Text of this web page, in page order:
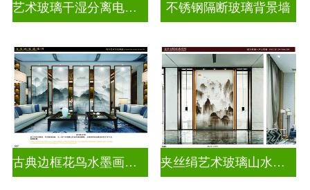
艺术玻璃干湿分离电视玻璃背景墙 不锈钢隔断玻璃背景墙
古典边框花鸟水墨画玻璃 夹丝绢艺术玻璃山水画玻璃